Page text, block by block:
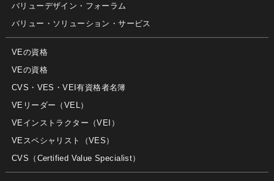
バリューデザイン・フォーラム
バリュー・ソリューション・サービス
VEの資格
VEの資格
CVS・VES・VEI有資格者名簿
VEリーダー（VEL）
VEインストラクター（VEI）
VEスペシャリスト（VES）
CVS（Certified Value Specialist）